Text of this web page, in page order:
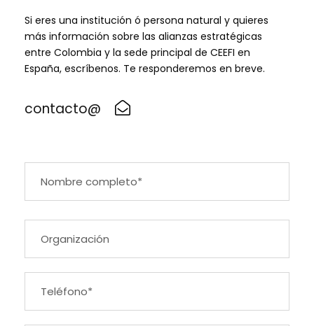
Si eres una institución ó persona natural y quieres
más información sobre las alianzas estratégicas
entre Colombia y la sede principal de CEEFI en
España, escríbenos. Te responderemos en breve.
contacto@